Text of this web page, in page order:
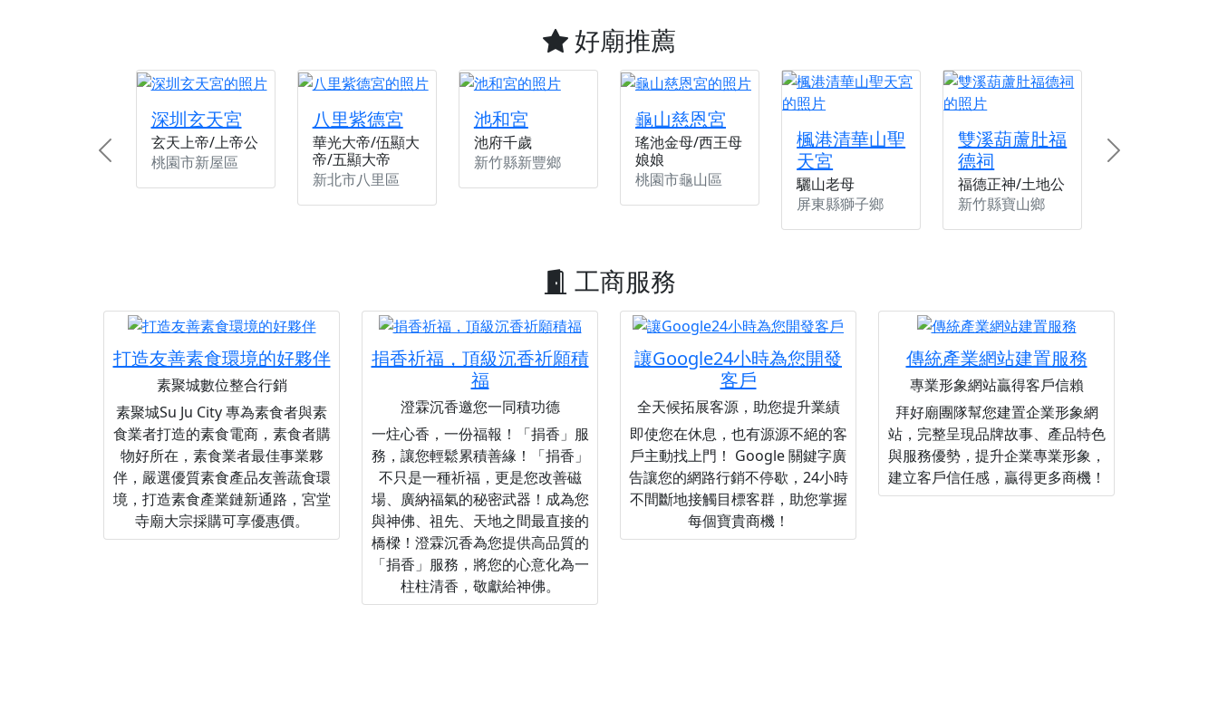
好廟推薦
深圳玄天宮
玄天上帝/上帝公
桃園市新屋區
八里紫德宮
華光大帝/伍顯大
帝/五顯大帝
新北市八里區
池和宮
池府千歲
新竹縣新豐鄉
龜山慈恩宮
瑤池金母/西王母
娘娘
桃園市龜山區
楓港清華山聖
天宮
驪山老母
屏東縣獅子鄉
雙溪葫蘆肚福
德祠
福德正神/土地公
新竹縣寶山鄉
Previous Next
工商服務
打造友善素食環境的好夥伴
素聚城數位整合行銷
素聚城Su Ju City 專為素食者與素
食業者打造的素食電商，素食者購
物好所在，素食業者最佳事業夥
伴，嚴選優質素食產品友善蔬食環
境，打造素食產業鏈新通路，宮堂
寺廟大宗採購可享優惠價。
捐香祈福，頂級沉香祈願積
福
澄霖沉香邀您一同積功德
一炷心香，一份福報！「捐香」服
務，讓您輕鬆累積善緣！「捐香」
不只是一種祈福，更是您改善磁
場、廣納福氣的秘密武器！成為您
與神佛、祖先、天地之間最直接的
橋樑！澄霖沉香為您提供高品質的
「捐香」服務，將您的心意化為一
柱柱清香，敬獻給神佛。
讓Google24小時為您開發
客戶
全天候拓展客源，助您提升業績
即使您在休息，也有源源不絕的客
戶主動找上門！ Google 關鍵字廣
告讓您的網路行銷不停歇，24小時
不間斷地接觸目標客群，助您掌握
每個寶貴商機！
傳統產業網站建置服務
專業形象網站贏得客戶信賴
拜好廟團隊幫您建置企業形象網
站，完整呈現品牌故事、產品特色
與服務優勢，提升企業專業形象，
建立客戶信任感，贏得更多商機！